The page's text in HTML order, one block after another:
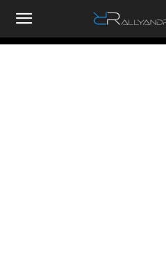
RallyandRaces.com